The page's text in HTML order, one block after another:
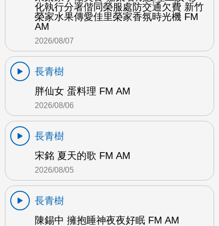
化執行分署偕同榮服處防交通欠費 新竹
榮家水果傳愛佳里榮家香氛時光機 FM
AM
2026/08/07
長青樹
胖仙女 蛋料理 FM AM
2026/08/06
長青樹
宋銘 夏天的歌 FM AM
2026/08/05
長青樹
陳錫中 擁抱睡神夜夜好眠 FM AM